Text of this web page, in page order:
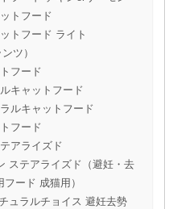
トフード
トフード ライト
ツ）
フード
キャットフード
ルキャットフード
フード
アライズド
ステアライズド（避妊・去
ード 成猫用）
ュラルチョイス 避妊去勢